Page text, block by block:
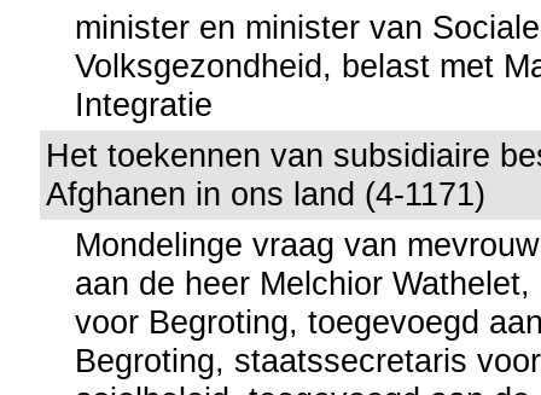
minister en minister van
Volksgezondheid, belast met
Integratie
Het toekennen van subsidiaire
Afghanen in ons land (4-1171)
Mondelinge vraag van
aan de heer Melchior
voor Begroting, toegevoegd
Begroting, staatssecretaris